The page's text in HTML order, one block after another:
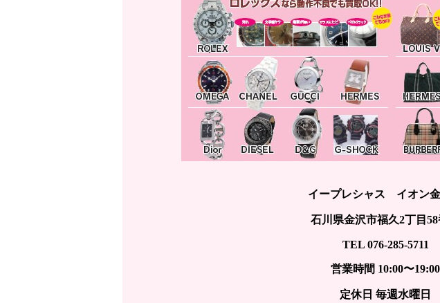
イープレシャス イオン
石川県金沢市福久2丁目
TEL 076-285-5711
営業時間 10:00〜19:00
定休日 毎週水曜日